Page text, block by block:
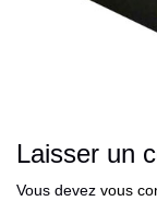
Laisser un
Vous devez vous